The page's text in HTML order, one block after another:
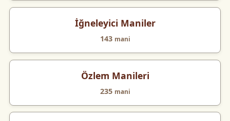
İğneleyici Maniler
143 mani
Özlem Manileri
235 mani